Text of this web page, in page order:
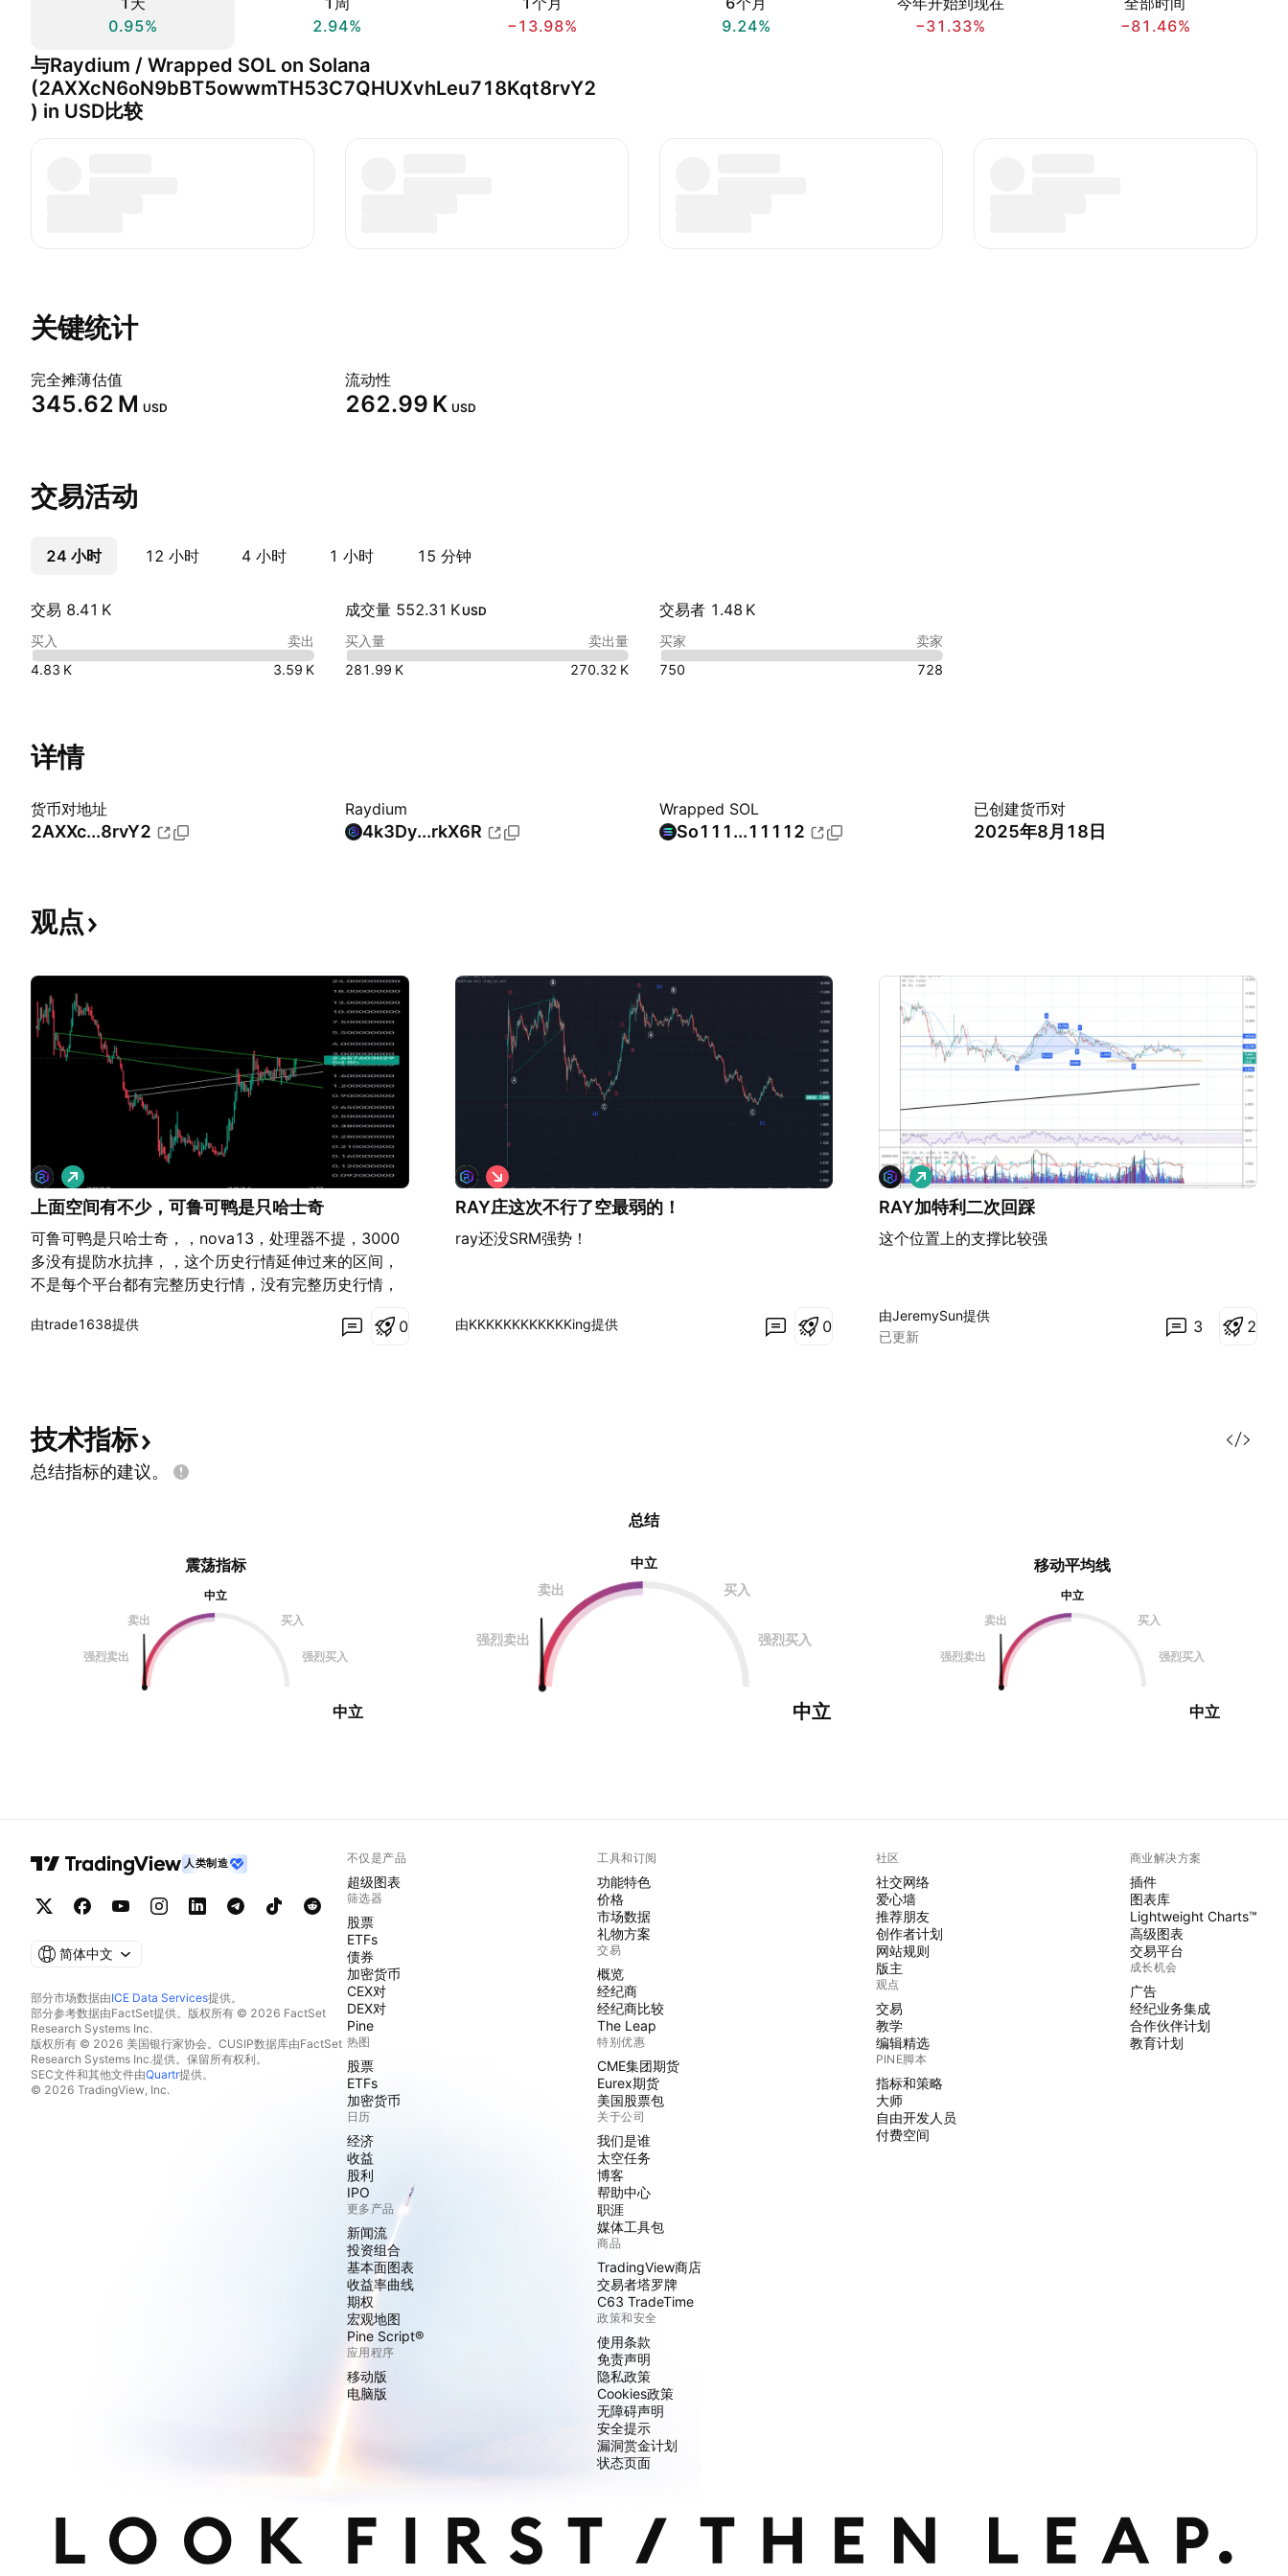
0.95%
2.94%
−13.98%
9.24%
−31.33%
−81.46%
与Raydium / Wrapped SOL on Solana
(2AXXcN6oN9bBT5owwmTH53C7QHUXvhLeu718Kqt8rvY2
) in USD比较
关键统计
完全摊薄估值
‪345.62 M‬ USD
流动性
‪262.99 K‬ USD
交易活动
24 小时 12 小时 4 小时 1 小时 15 分钟
更多
交易 ‪8.41 K‬
买入
卖出
‪4.83 K‬
‪3.59 K‬
成交量 ‪552.31 K‬USD
买入量
卖出量
‪281.99 K‬
‪270.32 K‬
交易者 ‪1.48 K‬
买家
卖家
750
728
详情
货币对地址
2AXXc...8rvY2
Raydium
4k3Dy...rkX6R
Wrapped SOL
So111...11112
已创建货币对
2025年8月18日
观点
上面空间有不少，可鲁可鸭是只哈士奇
可鲁可鸭是只哈士奇，，nova13，处理器不提，3000
多没有提防水抗摔，，这个历史行情延伸过来的区间，
不是每个平台都有完整历史行情，没有完整历史行情，
样，，看需求去评论， 上边界突破上涨未来可期，关键
做
多
由trade1638提供 0
RAY庄这次不行了空最弱的！
ray还没SRM强势！
做
空
由KKKKKKKKKKKKing提供 0
RAY加特利二次回踩
这个位置上的支撑比较强
做
多
由JeremySun提供
已更新
3 2
技术指标
总结指标的建议。
震荡指标
中立
卖出
买入
强烈卖出 强烈买入
中立
总结
中立
卖出
买入
强烈卖出 强烈买入
中立
移动平均线
中立
卖出
买入
强烈卖出 强烈买入
中立
人类制造
简体中文
部分市场数据由ICE Data Services提供。
部分参考数据由FactSet提供。版权所有 © 2026 FactSet
Research Systems Inc.
版权所有 © 2026 美国银行家协会。CUSIP数据库由FactSet
Research Systems Inc.提供。保留所有权利。
SEC文件和其他文件由Quartr提供。
© 2026 TradingView, Inc.
不仅是产品
超级图表
筛选器
股票
ETFs
债券
加密货币
CEX对
DEX对
Pine
热图
股票
ETFs
加密货币
日历
经济
收益
股利
IPO
更多产品
新闻流
投资组合
基本面图表
收益率曲线
期权
宏观地图
Pine Script®
应用程序
移动版
电脑版
工具和订阅
功能特色
价格
市场数据
礼物方案
交易
概览
经纪商
经纪商比较
The Leap
特别优惠
CME集团期货
Eurex期货
美国股票包
关于公司
我们是谁
太空任务
博客
帮助中心
职涯
媒体工具包
商品
TradingView商店
交易者塔罗牌
C63 TradeTime
政策和安全
使用条款
免责声明
隐私政策
Cookies政策
无障碍声明
安全提示
漏洞赏金计划
状态页面
社区
社交网络
爱心墙
推荐朋友
创作者计划
网站规则
版主
观点
交易
教学
编辑精选
PINE脚本
指标和策略
大师
自由开发人员
付费空间
商业解决方案
插件
图表库
Lightweight Charts™
高级图表
交易平台
成长机会
广告
经纪业务集成
合作伙伴计划
教育计划